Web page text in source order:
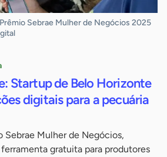
Sebrae Mulher de Negócios 2025
Startup de Belo Horizonte
digitais para a pecuária
Sebrae Mulher de Negócios,
gratuita para produtores